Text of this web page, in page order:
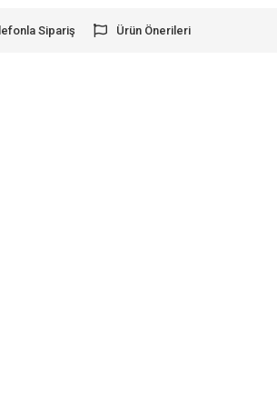
Sipariş Ürün Önerileri